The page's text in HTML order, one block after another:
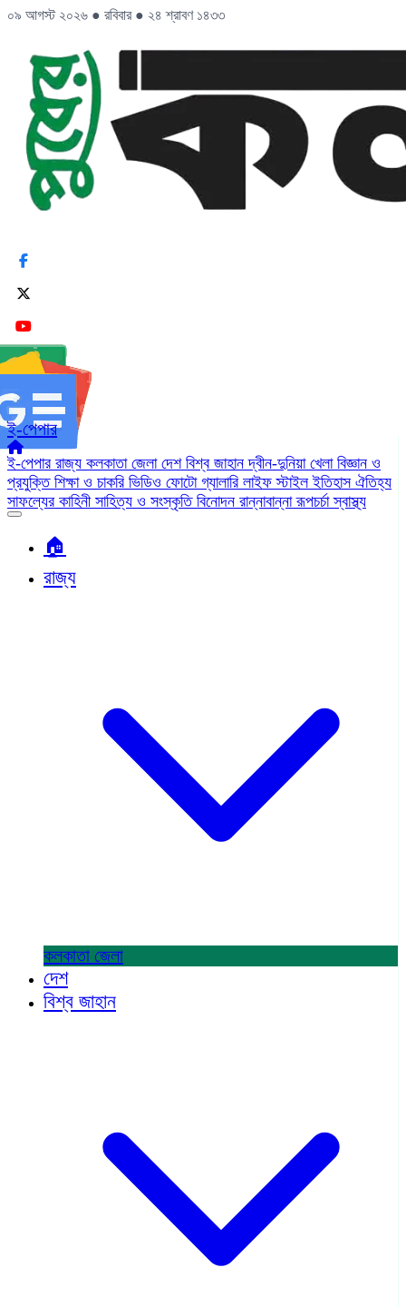
০৯ আগস্ট ২০২৬ ● রবিবার ● ২৪ শ্রাবণ ১৪৩৩
ই-পেপার
ই-পেপার রাজ্য কলকাতা জেলা দেশ বিশ্ব জাহানদ্বীন-দুনিয়া খেলা বিজ্ঞান ও
প্রযুক্তি শিক্ষা ও চাকরি ভিডিও ফোটো গ্যালারি লাইফ স্টাইলইতিহাস ঐতিহ্য
সাফল্যের কাহিনী সাহিত্য ও সংস্কৃতি বিনোদন রান্নাবান্নারূপচর্চাস্বাস্থ্য
🏠︎
রাজ্য
কলকাতা জেলা
দেশ
বিশ্ব জাহান